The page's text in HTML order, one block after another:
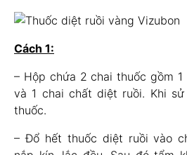
Cách 1:
– Hộp chứa 2 chai thuốc gồm
và 1 chai chất diệt ruồi. Khi
thuốc.
– Đổ hết thuốc diệt ruồi vào